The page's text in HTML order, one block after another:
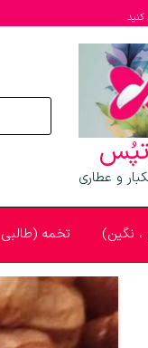
و عطاری
، نگین) تخمه